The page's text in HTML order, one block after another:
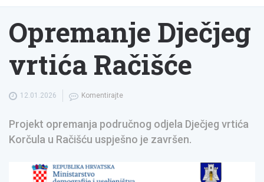
Opremanje Dječjeg
vrtića Račišće
12.01.2026 Komentirajte
Projekt opremanja područnog odjela Dječjeg vrtića
Korčula u Račišću uspješno je završen.